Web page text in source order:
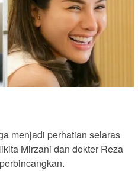
menjadi perhatian selaras
Mirzani dan dokter Reza